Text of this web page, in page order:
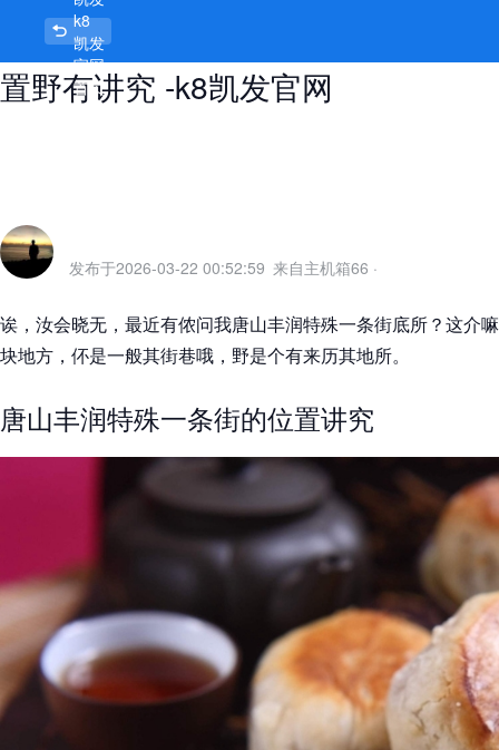
唐山丰润特殊一条街在哪个位置，位
置野有讲究 -k8凯发官网
k8
凯发
官网
首页
发布于2026-03-22 00:52:59 来自主机箱66 ·
诶，汝会晓无，最近有侬问我唐山丰润特殊一条街底所？这介
块地方，伓是一般其街巷哦，野是个有来历其地所。
唐山丰润特殊一条街的位置讲究